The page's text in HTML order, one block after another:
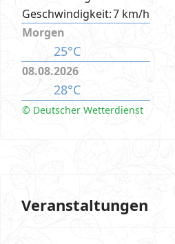
Geschwindigkeit:7 km/h
Morgen
25°C
08.08.2026
28°C
© Deutscher Wetterdienst
Veranstaltungen